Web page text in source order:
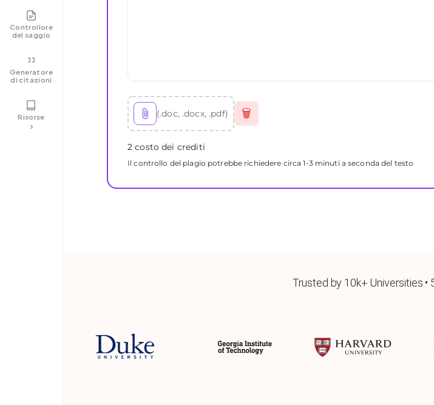
Controllore
del saggio
Generatore
di citazioni
Risorse (.doc, .docx, .pdf) 🗑
2 costo dei crediti
Il controllo del plagio potrebbe richiedere circa 1-3 minuti a seconda del testo
Trusted by 10k+ Universities •